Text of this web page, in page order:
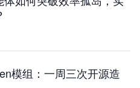
模组：一周三次开源造